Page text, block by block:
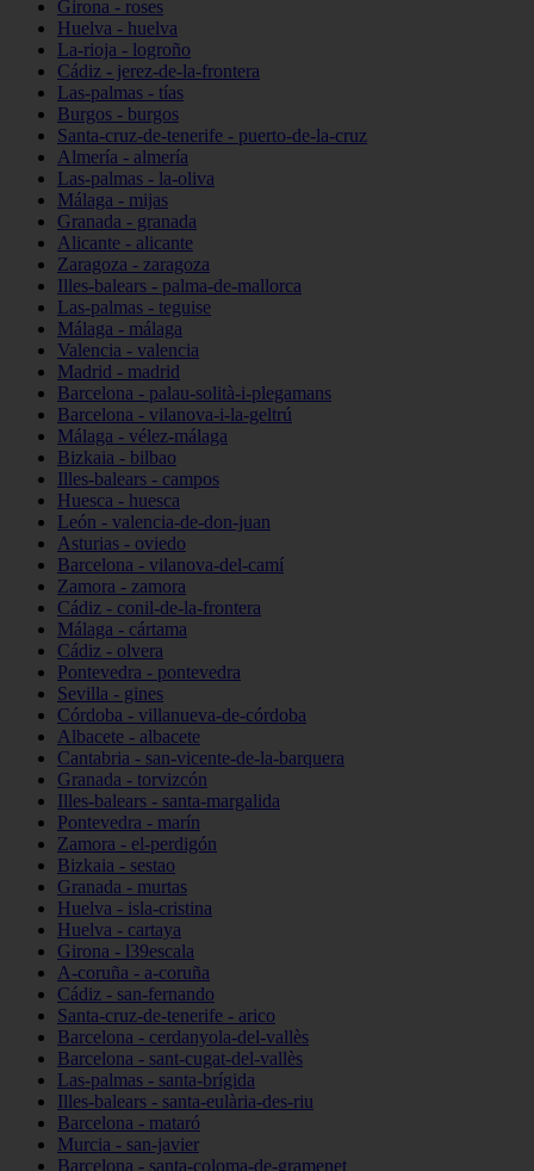
Girona - roses
Huelva - huelva
La-rioja - logroño
Cádiz - jerez-de-la-frontera
Las-palmas - tías
Burgos - burgos
Santa-cruz-de-tenerife - puerto-de-la-cruz
Almería - almería
Las-palmas - la-oliva
Málaga - mijas
Granada - granada
Alicante - alicante
Zaragoza - zaragoza
Illes-balears - palma-de-mallorca
Las-palmas - teguise
Málaga - málaga
Valencia - valencia
Madrid - madrid
Barcelona - palau-solità-i-plegamans
Barcelona - vilanova-i-la-geltrú
Málaga - vélez-málaga
Bizkaia - bilbao
Illes-balears - campos
Huesca - huesca
León - valencia-de-don-juan
Asturias - oviedo
Barcelona - vilanova-del-camí
Zamora - zamora
Cádiz - conil-de-la-frontera
Málaga - cártama
Cádiz - olvera
Pontevedra - pontevedra
Sevilla - gines
Córdoba - villanueva-de-córdoba
Albacete - albacete
Cantabria - san-vicente-de-la-barquera
Granada - torvizcón
Illes-balears - santa-margalida
Pontevedra - marín
Zamora - el-perdigón
Bizkaia - sestao
Granada - murtas
Huelva - isla-cristina
Huelva - cartaya
Girona - l39escala
A-coruña - a-coruña
Cádiz - san-fernando
Santa-cruz-de-tenerife - arico
Barcelona - cerdanyola-del-vallès
Barcelona - sant-cugat-del-vallès
Las-palmas - santa-brígida
Illes-balears - santa-eulària-des-riu
Barcelona - mataró
Murcia - san-javier
Barcelona - santa-coloma-de-gramenet